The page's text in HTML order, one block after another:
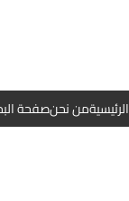
الرئيسيةمن نحنصفحة